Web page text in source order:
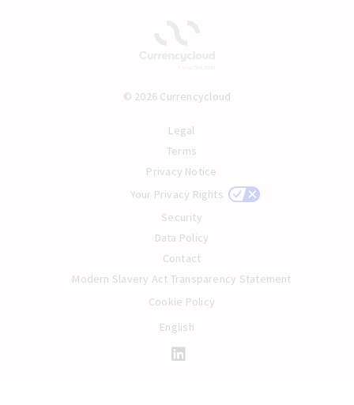
© 2026 Currencycloud
Legal
Terms
Privacy Notice
Your Privacy Rights
Security
Data Policy
Contact
Modern Slavery Act Transparency Statement
Cookie Policy
English